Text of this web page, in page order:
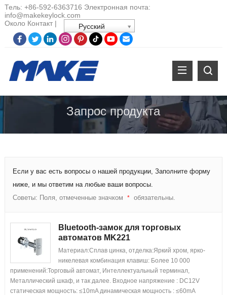
Тель: +86-592-6363716 Электронная почта:
info@makekeylock.com
Около Контакт| Русский
Запрос продукта
Если у вас есть вопросы о нашей продукции, Заполните форму
ниже, и мы ответим на любые ваши вопросы.
Советы: Поля, отмеченные значком
* обязательны.
Bluetooth-замок для торговых
автоматов MK221
Материал:Сплав цинка, отделка:Яркий хром, ярко-
никелевая комбинация клавиш: Более 10 000
применений:Торговый автомат, Интеллектуальный терминал,
Металлический шкаф, и так далее. Входное напряжение : DC12V
статическая мощность: ≤10mA динамическая мощность : ≤60mA